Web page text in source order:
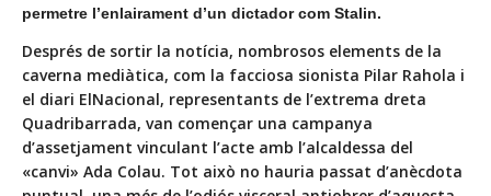
permetre l’enlairament d’un dictador com Stalin.
Després de sortir la notícia, nombrosos elements de la
caverna mediàtica, com la facciosa sionista Pilar Rahola i
el diari ElNacional, representants de l’extrema dreta
Quadribarrada, van començar una campanya
d’assetjament vinculant l’acte amb l’alcaldessa del
«canvi» Ada Colau. Tot això no hauria passat d’anècdota